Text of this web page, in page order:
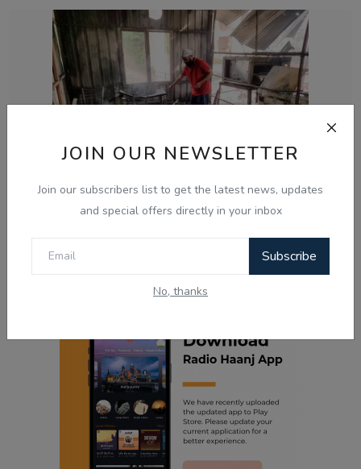
JOIN OUR NEWSLETTER
Join our subscribers list to get the latest news, updates
and special offers directly in your inbox
Subscribe
No, thanks
ਪਾਕਿਸਤਾਨੀ ਗੋਲਾਬਾਰੀ ’ਚ ਪੁਣਛ ਗੁਰਦੁਆਰੇ ਨੂੰ ਨੁਕਸਾਨ, ਤਿੰਨ
ਸਿੱਖਾਂ ਦੀ ਮ...